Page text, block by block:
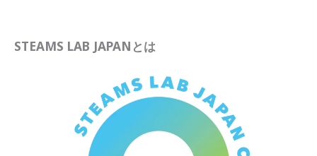
STEAMS LAB JAPANとは